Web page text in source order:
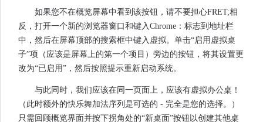
如果您不在概览屏幕中看到该按钮，请不要担心FRET;相
反，打开一个新的浏览器窗口和键入Chrome：标志到地址栏
中，然后在屏幕顶部的搜索框中键入虚拟。单击“启用虚拟桌
子”项（应该是屏幕上的第一个项目）旁边的按钮，将其设置更
改为“已启用”，然后按照提示重新启动系统。
与此同时，我们应该在同一页面上，应该有虚拟办公桌！
（此时额外的快乐舞加法序列是可选的 - 完全是您的选择。）
只需回顾概览界面并按下拐角处的“新桌面”按钮以创建其他桌